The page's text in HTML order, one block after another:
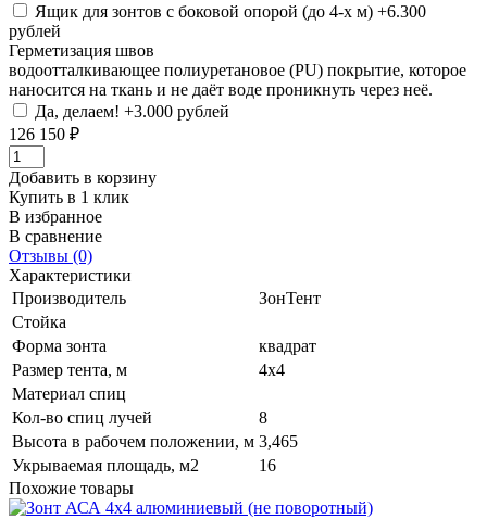
Ящик для зонтов с боковой опорой (до 4-х м) +6.300
рублей
Герметизация швов
водоотталкивающее полиуретановое (PU) покрытие, которое
наносится на ткань и не даёт воде проникнуть через неё.
Да, делаем! +3.000 рублей
126 150 ₽
Добавить в корзину
Купить в 1 клик
В избранное
В сравнение
Отзывы (0)
Характеристики
Производитель
ЗонТент
Стойка
Форма зонта
квадрат
Размер тента, м
4х4
Материал спиц
Кол-во спиц лучей
8
Высота в рабочем положении, м 3,465
Укрываемая площадь, м2
16
Похожие товары